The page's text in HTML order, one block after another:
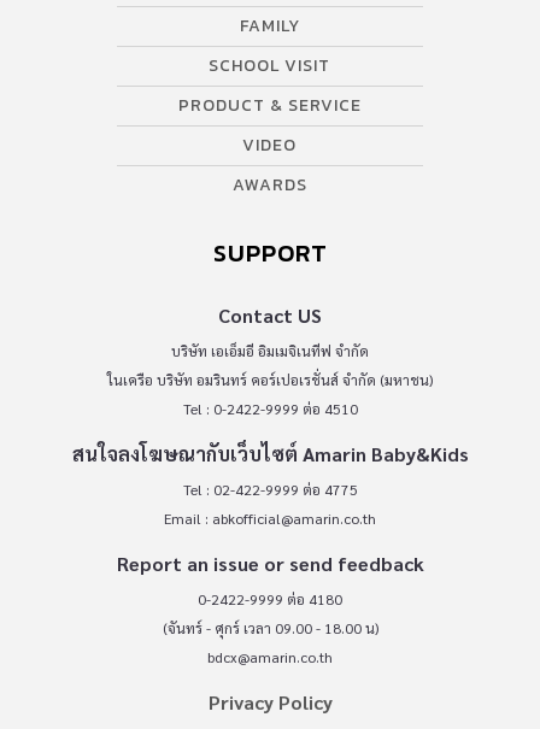
FAMILY
SCHOOL VISIT
PRODUCT & SERVICE
VIDEO
AWARDS
SUPPORT
Contact US
บริษัท เอเอ็มอี อิมเมจิเนทีฟ จำกัด
ในเครือ บริษัท อมรินทร์ คอร์เปอเรชั่นส์ จำกัด (มหาชน)
Tel : 0-2422-9999 ต่อ 4510
สนใจลงโฆษณากับเว็บไซต์ Amarin Baby&Kids
Tel : 02-422-9999 ต่อ 4775
Email : abkofficial@amarin.co.th
Report an issue or send feedback
0-2422-9999 ต่อ 4180
(จันทร์ - ศุกร์ เวลา 09.00 - 18.00 น)
bdcx@amarin.co.th
Privacy Policy